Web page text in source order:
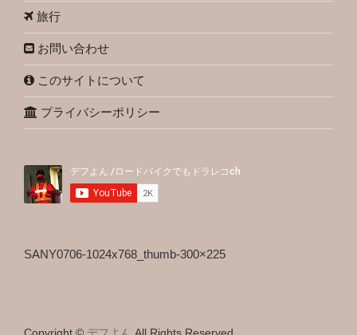
旅行
お問い合わせ
このサイトについて
プライバシーポリシー
SANY0706-1024x768_thumb-300×225